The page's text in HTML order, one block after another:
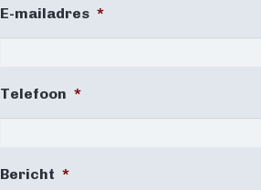
E-mailadres *
Telefoon *
Bericht *